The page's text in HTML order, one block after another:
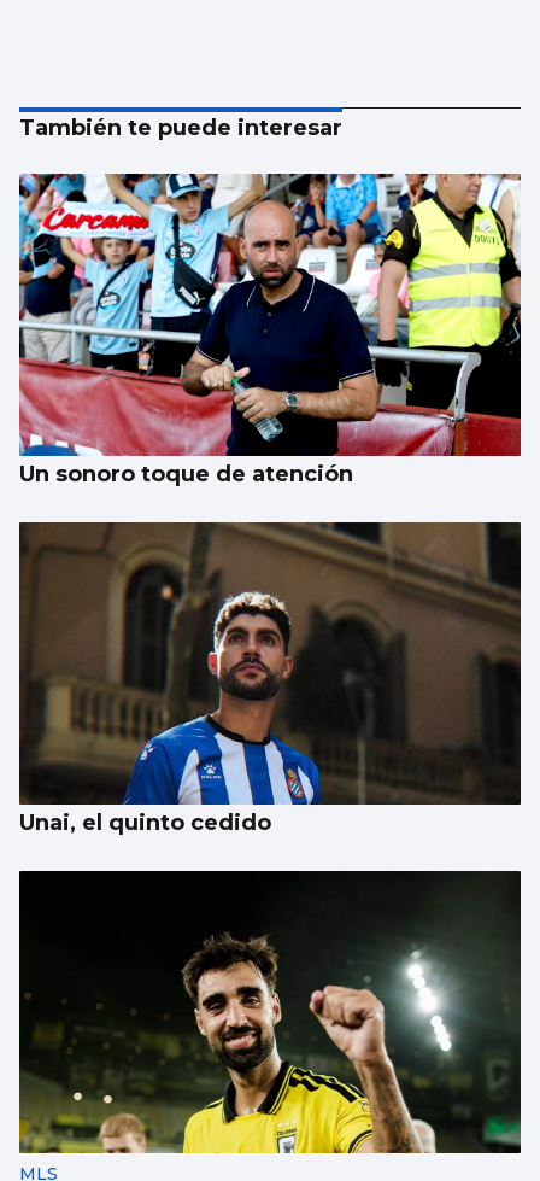
También te puede interesar
Un sonoro toque de atención
Unai, el quinto cedido
MLS